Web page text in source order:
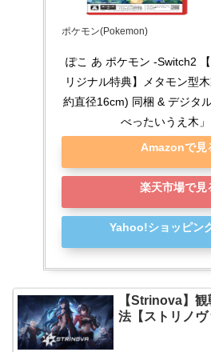
ポケモン(Pokemon)
ぽこ あ ポケモン -Switch2
リジナル特典】メタモン型
約直径16cm) 同梱 & デジタ
べったいうえ木
Amazonで見
楽天市場で見
Yahoo!ショッピン
【Strinova】
法【ストリノヴ